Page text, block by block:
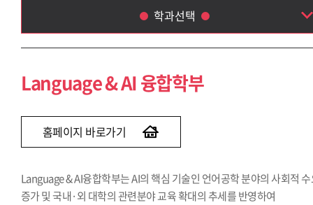
학과선택
Language & AI 융합학부
Language & AI 융합학부
홈페이지 바로가기
Language & AI융합학부는 AI의 핵심 기술인 언어공학 분야의 사회적
증가 및 국내·외 대학의 관련분야 교육 확대의 추세를 반영하여